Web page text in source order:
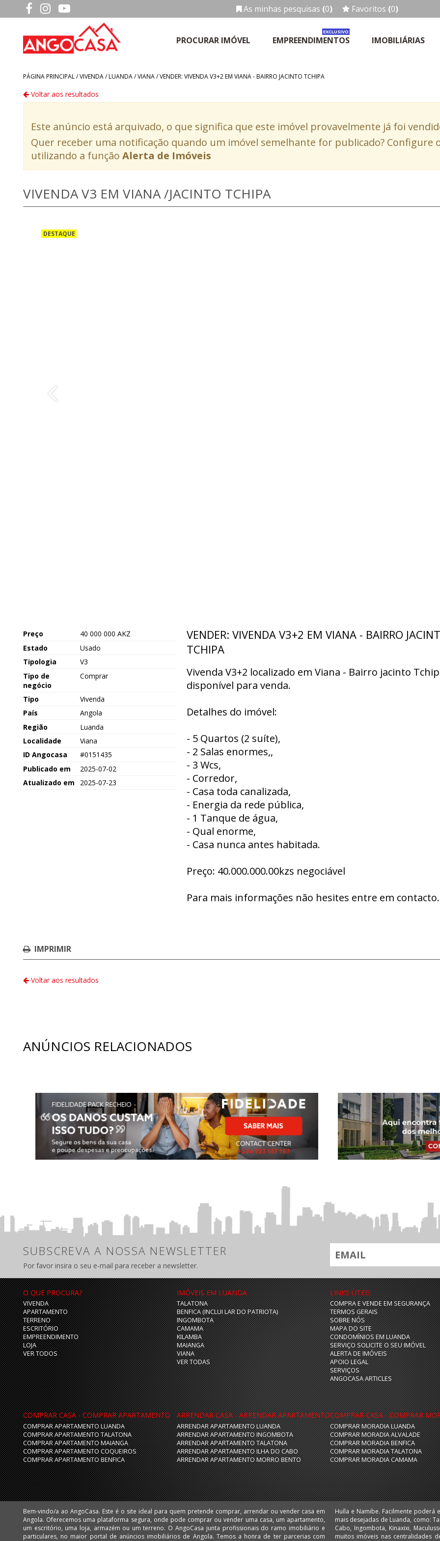
As minhas pesquisas (0) Favoritos (0)
PROCURAR IMÓVEL EMPREENDIMENTOS
EXCLUSIVO
IMOBILIÁRIAS
PÁGINA PRINCIPAL /VIVENDA/LUANDA/VIANA/VENDER: VIVENDA V3+2 EM VIANA - BAIRRO JACINTO TCHIPA
Voltar aos resultados
Este anúncio está arquivado, o que significa que este imóvel provavelmente já foi
Quer receber uma notificação quando um imóvel semelhante for publicado? Configure
utilizando a função Alerta de Imóveis
VIVENDA V3 EM VIANA /JACINTO TCHIPA
Preço
40 000 000 AKZ
Estado
Usado
Tipologia
V3
Tipo de
negócio
Comprar
Tipo
Vivenda
País
Angola
Região
Luanda
Localidade
Viana
ID Angocasa
#0151435
Publicado em
2025-07-02
Atualizado em
2025-07-23
VENDER: VIVENDA V3+2 EM VIANA - BAIRRO
TCHIPA
Vivenda V3+2 localizado em Viana - Bairro jacinto
disponível para venda.
Detalhes do imóvel:
- 5 Quartos (2 suíte),
- 2 Salas enormes,,
- 3 Wcs,
- Corredor,
- Casa toda canalizada,
- Energia da rede pública,
- 1 Tanque de água,
- Qual enorme,
- Casa nunca antes habitada.
Preço: 40.000.000.00kzs negociável
Para mais informações não hesites entre em
IMPRIMIR
Voltar aos resultados
ANÚNCIOS RELACIONADOS
SUBSCREVA A NOSSA NEWSLETTER
Por favor insira o seu e-mail para receber a newsletter.
O QUE PROCURA?
VIVENDA
APARTAMENTO
TERRENO
ESCRITÓRIO
EMPREENDIMENTO
LOJA
VER TODOS
IMÓVEIS EM LUANDA
TALATONA
BENFICA (INCLUI LAR DO PATRIOTA)
INGOMBOTA
CAMAMA
KILAMBA
MAIANGA
VIANA
VER TODAS
LINKS ÙTEIS
COMPRA E VENDE EM SEGURANÇA
TERMOS GERAIS
SOBRE NÓS
MAPA DO SITE
CONDOMÍNIOS EM LUANDA
SERVIÇO SOLICITE O SEU IMÓVEL
ALERTA DE IMÓVEIS
APOIO LEGAL
SERVIÇOS
ANGOCASA ARTICLES
COMPRAR CASA - COMPRAR APARTAMENTO
COMPRAR APARTAMENTO LUANDA
COMPRAR APARTAMENTO TALATONA
COMPRAR APARTAMENTO MAIANGA
COMPRAR APARTAMENTO COQUEIROS
COMPRAR APARTAMENTO BENFICA
ARRENDAR CASA - ARRENDAR APARTAMENTO
ARRENDAR APARTAMENTO LUANDA
ARRENDAR APARTAMENTO INGOMBOTA
ARRENDAR APARTAMENTO TALATONA
ARRENDAR APARTAMENTO ILHA DO CABO
ARRENDAR APARTAMENTO MORRO BENTO
COMPRAR CASA - COMPRAR
COMPRAR MORADIA LUANDA
COMPRAR MORADIA ALVALADE
COMPRAR MORADIA BENFICA
COMPRAR MORADIA TALATONA
COMPRAR MORADIA CAMAMA
Bem-vindo/a ao AngoCasa. Este é o site ideal para quem pretende comprar, arrendar ou vender casa em
Angola. Oferecemos uma plataforma segura, onde pode comprar ou vender uma casa, um apartamento,
um escritório, uma loja, armazém ou um terreno. O AngoCasa junta profissionais do ramo imobiliário e
particulares, no maior portal de anúncios imobiliários de Angola. Temos a honra de ter parcerias com
Huíla e Namibe. Facilmente poderá encontrar apartamentos, vivendas, escritórios e lojas nas localizações
mais desejadas de Luanda, como: Talatona, Benfica, Lar do Patriota, Camama, Coqueiros, Cruzeiro, Ilha do
Cabo, Ingombota, Kinaxixi, Maculusso, Maianga, Morro Bento, Nova Vida, Viana e Vila Alice Assim como
muitos imóveis nas centralidades de Luanda: Kilamba e Sequele. Comprar e arrendar em Angola é no